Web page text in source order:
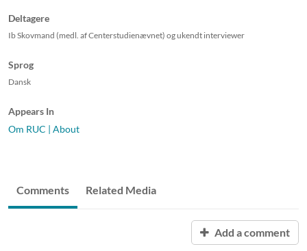
Deltagere
Ib Skovmand (medl. af Centerstudienævnet) og ukendt interviewer
Sprog
Dansk
Appears In
Om RUC | About
Comments Related Media
Add a comment